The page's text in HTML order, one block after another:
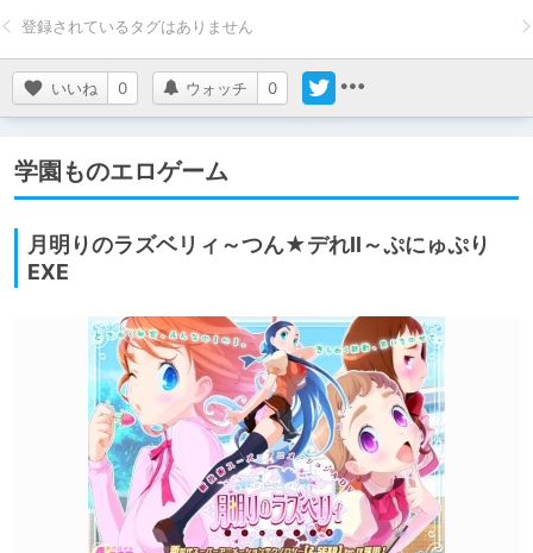
いいね 0 ウォッチ 0
学園ものエロゲーム
月明りのラズベリィ～つん★デれII～ぷにゅぷり
EXE